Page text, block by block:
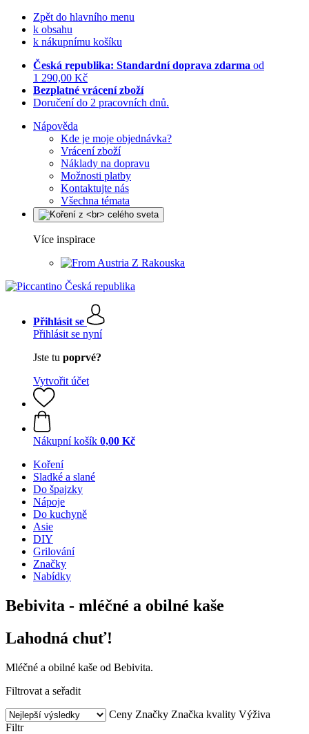
Zpět do hlavního menu
k obsahu
k nákupnímu košíku
Česká republika: Standardní doprava zdarma od
1 290,00 Kč
Bezplatné vrácení zboží
Doručení do 2 pracovních dnů.
Nápověda
Kde je moje objednávka?
Vrácení zboží
Náklady na dopravu
Možnosti platby
Kontaktujte nás
Všechna témata
Více inspirace
Z Rakouska
Přihlásit se
Přihlásit se nyní
Jste tu poprvé?
Vytvořit účet
Nákupní košík 0,00 Kč
Koření
Sladké a slané
Do špajzky
Nápoje
Do kuchyně
Asie
DIY
Grilování
Značky
Nabídky
Bebivita - mléčné a obilné kaše
Lahodná chuť!
Mléčné a obilné kaše od Bebivita.
Filtrovat a seřadit
Ceny Značky Značka kvality Výživa
Filtr